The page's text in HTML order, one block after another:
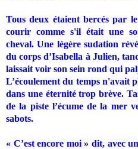
Tous deux étaient bercés par
courir comme s'il était une
cheval. Une légère sudation
du corps d’Isabella à Julien,
laissait voir son sein rond qui
L’écoulement du temps n'avait
dans une éternité trop brève.
de la piste l’écume de la mer
sabots.
« C’est encore moi » dit, avec